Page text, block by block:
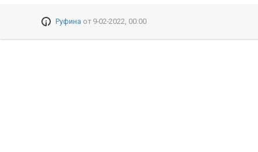
Руфина от 9-02-2022, 00:00